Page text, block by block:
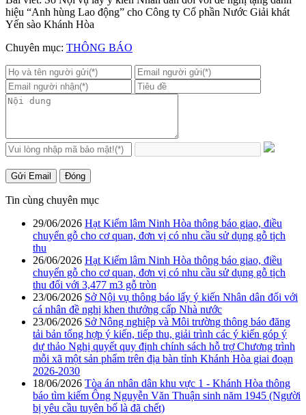
hiệu “Anh hùng Lao động” cho Công ty Cổ phần Nước Giải khát
Yến sào Khánh Hòa
Chuyên mục: THÔNG BÁO
Gửi Email Đóng
Tin cùng chuyên mục
29/06/2026 Hạt Kiểm lâm Ninh Hòa thông báo giao, điều
chuyển gỗ cho cơ quan, đơn vị có nhu cầu sử dụng gỗ tịch
thu
26/06/2026 Hạt Kiểm lâm Ninh Hòa thông báo giao, điều
chuyển gỗ cho cơ quan, đơn vị có nhu cầu sử dụng gỗ tịch
thu đối với 3,477 m3 gỗ tròn
23/06/2026 Sở Nội vụ thông báo lấy ý kiến Nhân dân đối với
cá nhân đề nghị khen thưởng cấp Nhà nước
23/06/2026 Sở Nông nghiệp và Môi trường thông báo đăng
tải bản tổng hợp ý kiến, tiếp thu, giải trình các ý kiến góp ý
dự thảo Nghị quyết quy định chính sách hỗ trợ Chương trình
mỗi xã một sản phẩm trên địa bàn tỉnh Khánh Hòa giai đoạn
2026-2030
18/06/2026 Tòa án nhân dân khu vực 1 - Khánh Hòa thông
báo tìm kiếm Ông Nguyễn Văn Thuận sinh năm 1945 (Người
bị yêu cầu tuyên bố là đã chết)